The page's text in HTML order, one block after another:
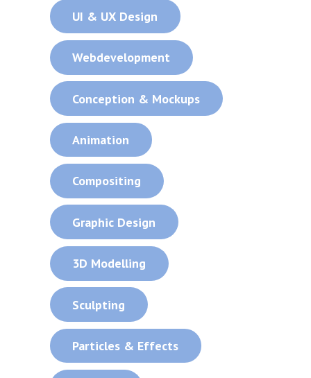
UI & UX Design
Webdevelopment
Conception & Mockups
Animation
Compositing
Graphic Design
3D Modelling
Sculpting
Particles & Effects